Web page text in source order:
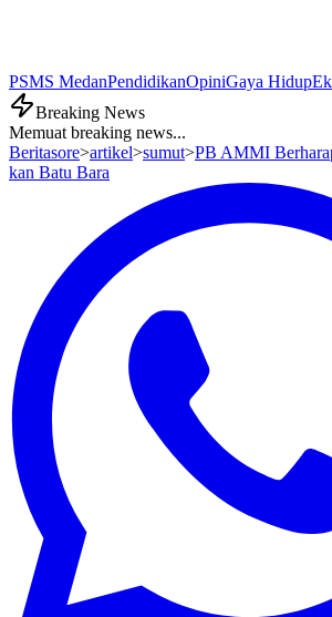
PSMS MedanPendidikanOpiniGaya Hidup
Breaking News
Memuat breaking news...
Beritasore>artikel>sumut>PB AMMI
kan Batu Bara